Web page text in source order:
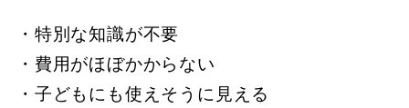
・特別な知識が不要
・費用がほぼかからない
・子どもにも使えそうに見える